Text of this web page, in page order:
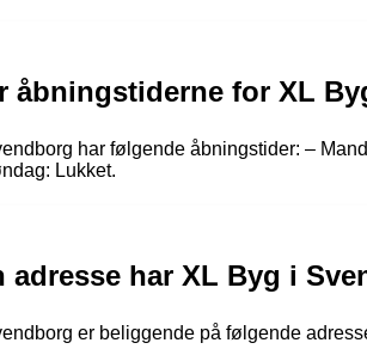
åbningstiderne for XL
har følgende åbningstider: –
Lukket.
adresse har XL Byg i
er beliggende på følgende